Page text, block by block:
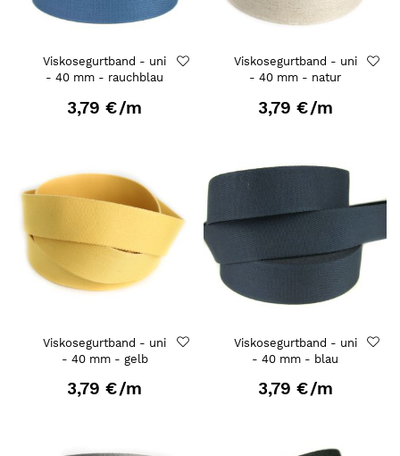
Viskosegurtband - uni
- 40 mm - rauchblau
3,79 €/m
Viskosegurtband - uni
- 40 mm - natur
3,79 €/m
Viskosegurtband - uni
- 40 mm - gelb
3,79 €/m
Viskosegurtband - uni
- 40 mm - blau
3,79 €/m